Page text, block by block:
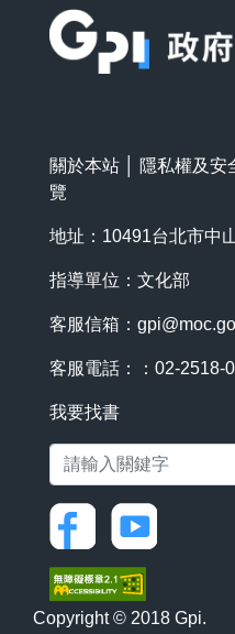
關於本站 隱私權及安
覽
地址：10491台北市中
指導單位：文化部
客服信箱：
客服電話：：02-2518-
我要找書
Copyright © 2018 Gpi.